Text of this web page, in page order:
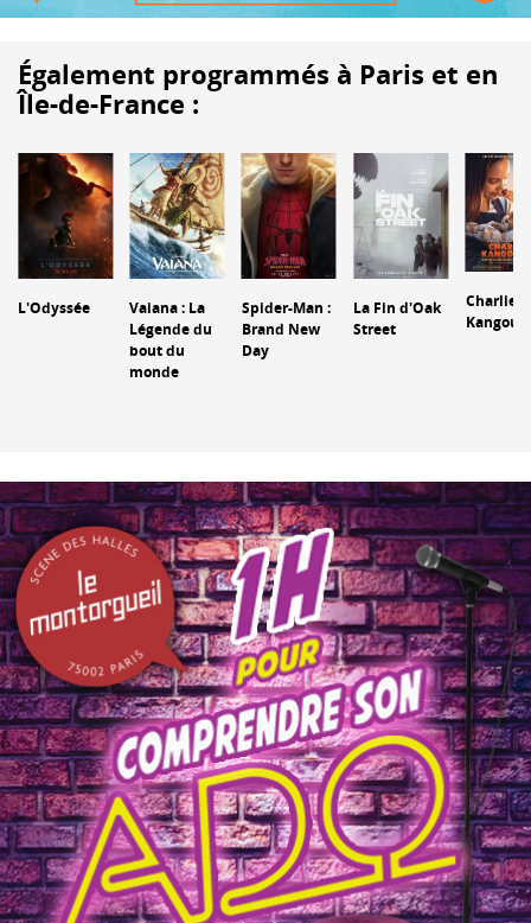
Également programmés à Paris et en
Île-de-France :
L'Odyssée
Vaiana : La
Légende du
bout du
monde
Spider-Man :
Brand New
Day
La Fin d'Oak
Street
Charlie